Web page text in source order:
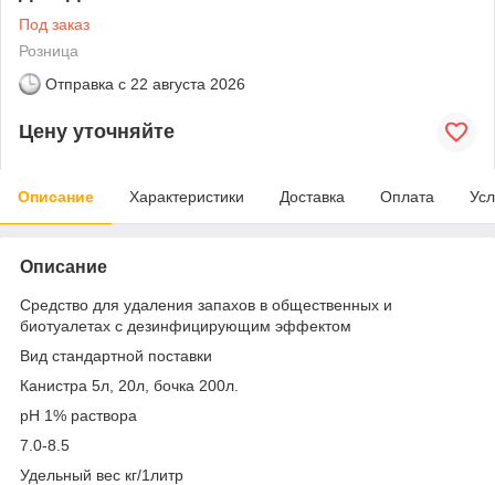
Под заказ
Розница
Отправка с 22 августа 2026
Цену уточняйте
Описание Характеристики Доставка Оплата
Описание
Средство для удаления запахов в общественных и
биотуалетах с дезинфицирующим эффектом
Вид стандартной поставки
Канистра 5л, 20л, бочка 200л.
pH 1% раствора
7.0-8.5
Удельный вес кг/1литр